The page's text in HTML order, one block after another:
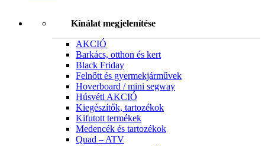
Kínálat megjelenítése
AKCIÓ
Barkács, otthon és kert
Black Friday
Felnőtt és gyermekjárművek
Hoverboard / mini segway
Húsvéti AKCIÓ
Kiegészítők, tartozékok
Kifutott termékek
Medencék és tartozékok
Quad – ATV